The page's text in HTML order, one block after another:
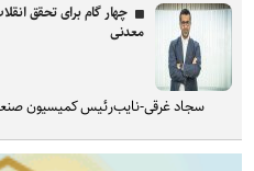
چهار گام برای تحقق
معدنی
سجاد غرقی-نایب‌رئیس کمیسیون صنعت